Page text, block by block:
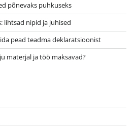
põnevaks puhkuseks
lihtsad nipid ja juhised
pead teadma deklaratsioonist
materjal ja töö maksavad?